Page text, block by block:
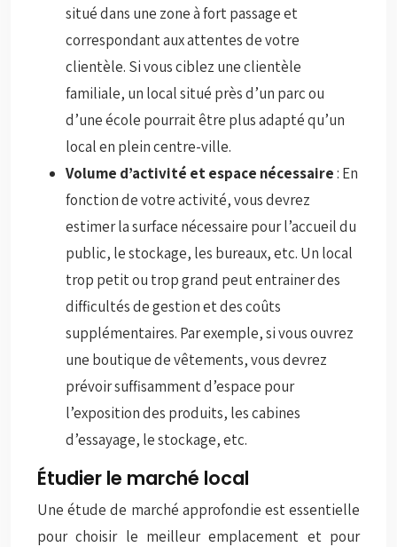
situé dans une zone à fort passage et
correspondant aux attentes de votre
clientèle. Si vous ciblez une clientèle
familiale, un local situé près d’un parc ou
d’une école pourrait être plus adapté qu’un
local en plein centre-ville.
Volume d’activité et espace nécessaire: En
fonction de votre activité, vous devrez
estimer la surface nécessaire pour l’accueil du
public, le stockage, les bureaux, etc. Un local
trop petit ou trop grand peut entrainer des
difficultés de gestion et des coûts
supplémentaires. Par exemple, si vous ouvrez
une boutique de vêtements, vous devrez
prévoir suffisamment d’espace pour
l’exposition des produits, les cabines
d’essayage, le stockage, etc.
Étudier le marché local
Une étude de marché approfondie est essentielle
pour choisir le meilleur emplacement et pour